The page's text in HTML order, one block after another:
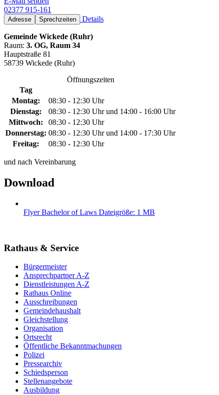
02377 915-161
Adresse Sprechzeiten Details
Gemeinde Wickede (Ruhr)
Raum: 3. OG, Raum 34
Hauptstraße 81
58739 Wickede (Ruhr)
Öffnungszeiten
Tag
Montag:
08:30 - 12:30 Uhr
Dienstag:
08:30 - 12:30 Uhr und 14:00 - 16:00 Uhr
Mittwoch:
08:30 - 12:30 Uhr
Donnerstag: 08:30 - 12:30 Uhr und 14:00 - 17:30 Uhr
Freitag:
08:30 - 12:30 Uhr
und nach Vereinbarung
Download
Flyer Bachelor of Laws Dateigröße: 1 MB
Rathaus & Service
Bürgermeister
Ansprechpartner A-Z
Dienstleistungen A-Z
Rathaus Online
Ausschreibungen
Gemeindehaushalt
Gleichstellung
Organisation
Ortsrecht
Öffentliche Bekanntmachungen
Polizei
Pressearchiv
Schiedsperson
Stellenangebote
Ausbildung